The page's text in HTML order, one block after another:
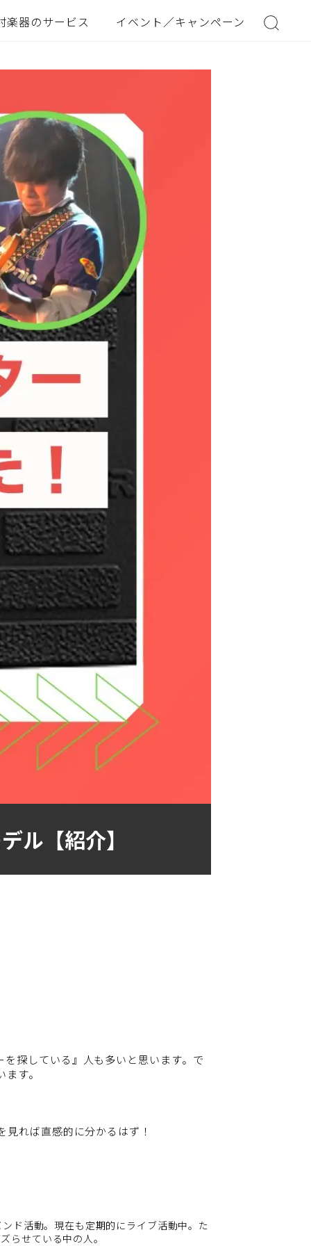
楽器のサービス イベント／キャンペーン
ル【紹介】
探している』人も多いと思います。で
す。
れば直感的に分かるはず！
ド活動。現在も定期的にライブ活動中。た
らせている中の人。